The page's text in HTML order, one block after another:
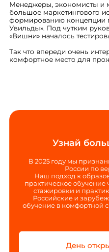
Менеджеры, экономисты и
большое маркетингового
формированию концепции
Увильды». Под чутким
«Вишни» началось
Так что впереди очень
комфортное место для
Узнай
В 2025 году мы
России по
Наш подход к
практическое обучение
стажировки и
Российские и
обучение в комфортной
День